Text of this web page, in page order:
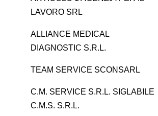
LAVORO SRL
ALLIANCE MEDICAL
DIAGNOSTIC S.R.L.
TEAM SERVICE SCONSARL
C.M. SERVICE S.R.L. SIGLABILE
C.M.S. S.R.L.